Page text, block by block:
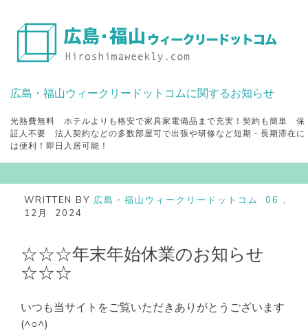
広島・福山ウィークリードットコムに関するお知らせ
光熱費無料 ホテルよりも格安で家具家電備品まで充実！契約も簡単 保
証人不要 法人契約などの多数部屋可で出張や研修など短期・長期滞在に
は便利！即日入居可能！
WRITTEN BY 広島・福山ウィークリードットコム
06
12月
2024
☆☆☆年末年始休業のお知らせ
☆☆☆
いつも当サイトをご覧いただきありがとうございます
(^○^)